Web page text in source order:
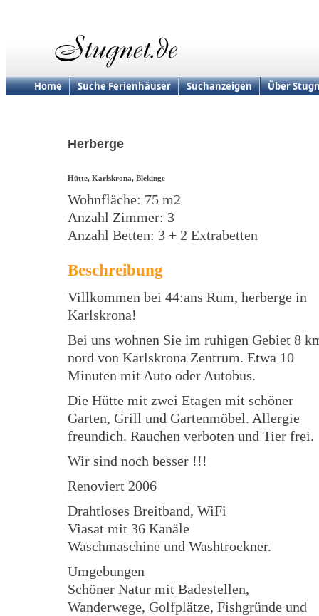
Home Suche Ferienhäuser Suchanzeigen Über
Herberge
Hütte, Karlskrona, Blekinge
Wohnfläche: 75 m2
Anzahl Zimmer: 3
Anzahl Betten: 3 + 2 Extrabetten
Beschreibung
Villkommen bei 44:ans Rum, herberge in
Karlskrona!
Bei uns wohnen Sie im ruhigen Gebiet 8
nord von Karlskrona Zentrum. Etwa 10
Minuten mit Auto oder Autobus.
Die Hütte mit zwei Etagen mit schöner
Garten, Grill und Gartenmöbel. Allergie
freundich. Rauchen verboten und Tier frei.
Wir sind noch besser !!!
Renoviert 2006
Drahtloses Breitband, WiFi
Viasat mit 36 Kanäle
Waschmaschine und Washtrockner.
Umgebungen
Schöner Natur mit Badestellen,
Wanderwege, Golfplätze, Fishgründe und